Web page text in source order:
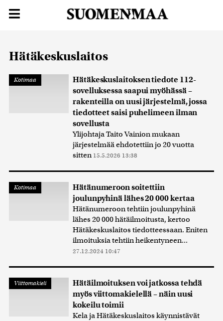
Hätäkeskuslaitos
Kotimaa
Hätäkeskuslaitoksen tiedote 112-
sovelluksessa saapui myöhässä –
rakenteilla on uusi järjestelmä, jossa
tiedotteet saisi puhelimeen ilman
sovellusta
Ylijohtaja Taito Vainion mukaan
järjestelmää ehdotettiin jo 20 vuotta
sitten 15.5.2026 13:38
Kotimaa
Hätänumeroon soitettiin
joulunpyhinä lähes 20 000 kertaa
Hätänumeroon tehtiin joulunpyhinä
lähes 20 000 hätäilmoitusta, kertoo
Hätäkeskuslaitos tiedotteessaan. Eniten
ilmoituksia tehtiin heikentyneen...
27.12.2024 10:47
Viittomakieli
Hätäilmoituksen voi jatkossa tehdä
myös viittomakielellä – näin uusi
kokeilu toimii
Kela ja Hätäkeskuslaitos käynnistävät